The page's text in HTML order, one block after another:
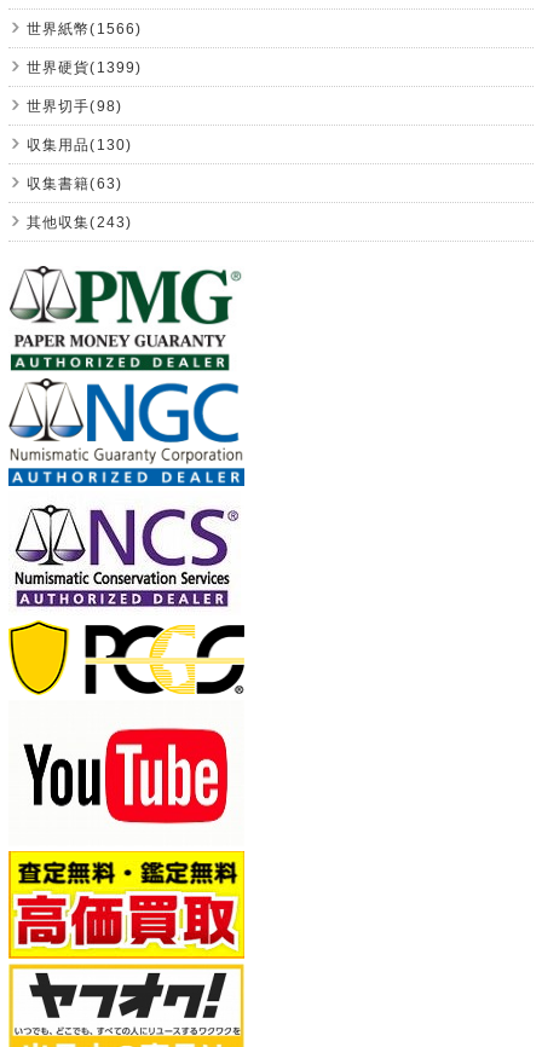
世界紙幣(1566)
世界硬貨(1399)
世界切手(98)
収集用品(130)
収集書籍(63)
其他収集(243)